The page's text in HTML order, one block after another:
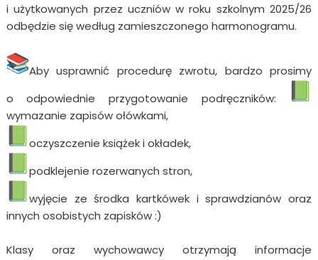
i użytkowanych przez uczniów w roku szkolnym 2025/26
odbędzie się według zamieszczonego harmonogramu.
Aby usprawnić procedurę zwrotu, bardzo prosimy
o odpowiednie przygotowanie podręczników:
wymazanie zapisów ołówkami,
oczyszczenie książek i okładek,
podklejenie rozerwanych stron,
wyjęcie ze środka kartkówek i sprawdzianów oraz
innych osobistych zapisków :)
Klasy oraz wychowawcy otrzymają informacje